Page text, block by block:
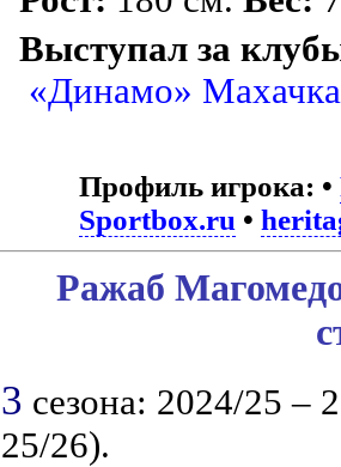
Выступал за
«Динамо»
Профиль игрока: •
Sportbox.ru •
Ражаб
3 сезона: 2024/25 –
25/26).